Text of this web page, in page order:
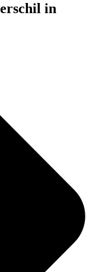
in